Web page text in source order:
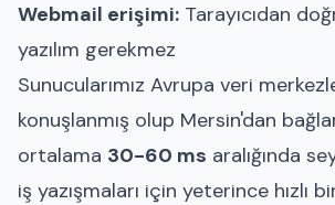
Webmail erişimi: Tarayıcıdan
yazılım gerekmez
Sunucularımız Avrupa veri
konuşlanmış olup Mersin'dan
ortalama 30-60 ms aralığında
iş yazışmaları için yeterince hızlı